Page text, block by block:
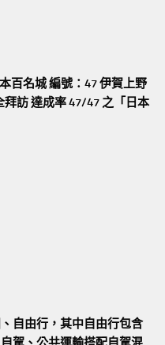
百名城 編號：47 伊賀上野
拜訪達成率 47/47 之「日本
自由行，其中自由行包含